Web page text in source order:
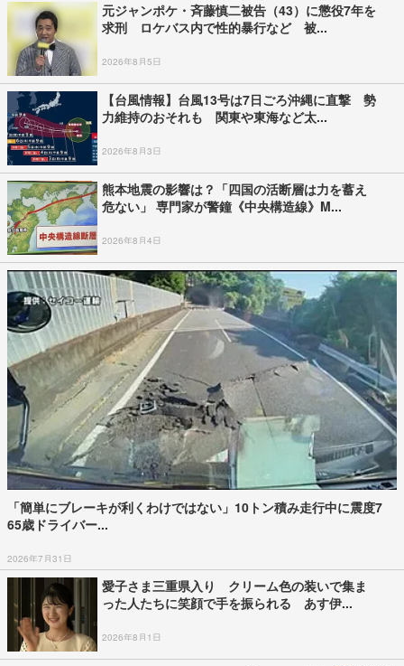
元ジャンポケ・斉藤慎二被告（43）に懲役7年を
求刑 ロケバス内で性的暴行など 被...
2026年8月5日
【台風情報】台風13号は7日ごろ沖縄に直撃 勢
力維持のおそれも 関東や東海など太...
2026年8月3日
熊本地震の影響は？「四国の活断層は力を蓄え
危ない」 専門家が警鐘《中央構造線》M...
2026年8月4日
「簡単にブレーキが利くわけではない」10トン積み走行中に震度7
65歳ドライバー...
2026年7月31日
愛子さま三重県入り クリーム色の装いで集ま
った人たちに笑顔で手を振られる あす伊...
2026年8月1日